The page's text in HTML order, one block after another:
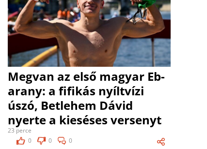
Megvan az első magyar Eb-
arany: a fifikás nyíltvízi
úszó, Betlehem Dávid
nyerte a kieséses versenyt
23 perce
0
0 0